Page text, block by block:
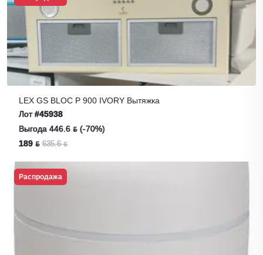
LEX GS BLOC P 900 IVORY Вытяжка
Лот#45938
Выгода 446.6 ƃ (-70%)
189 ƃ 635.6 ƃ
Распродажа